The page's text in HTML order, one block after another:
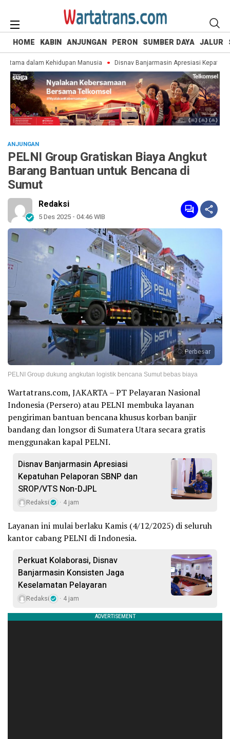
HOME KABIN ANJUNGAN PERON SUMBER DAYA JALUR
dalam Kehidupan Manusia Disnav Banjarmasin Apresiasi Kepatuhan
ANJUNGAN
PELNI Group Gratiskan Biaya Angkut
Barang Bantuan untuk Bencana di
Sumut
Redaksi
5 Des 2025 - 04:46 WIB
Perbesar
PELNI Group dukung angkutan logistik bencana Sumut bebas biaya
Wartatrans.com, JAKARTA – PT Pelayaran Nasional
Indonesia (Persero) atau PELNI membuka layanan
pengiriman bantuan bencana khusus korban banjir
bandang dan longsor di Sumatera Utara secara gratis
menggunakan kapal PELNI.
Disnav Banjarmasin Apresiasi
Kepatuhan Pelaporan SBNP dan
SROP/VTS Non-DJPL
Redaksi 4 jam
Layanan ini mulai berlaku Kamis (4/12/2025) di seluruh
kantor cabang PELNI di Indonesia.
Perkuat Kolaborasi, Disnav
Banjarmasin Konsisten Jaga
Keselamatan Pelayaran
Redaksi 4 jam